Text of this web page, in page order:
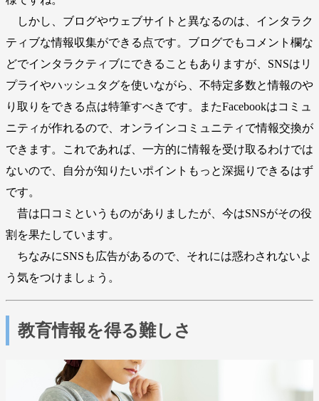
しかし、ブログやウェブサイトと異なるのは、インタラク
ティブな情報収集ができる点です。ブログでもコメント欄な
どでインタラクティブにできることもありますが、SNSはリ
プライやハッシュタグを使いながら、不特定多数と情報のや
り取りをできる点は特筆すべきです。またFacebookはコミュ
ニティが作れるので、オンラインコミュニティで情報交換が
できます。これであれば、一方的に情報を受け取るわけでは
ないので、自分が知りたいポイントもっと深掘りできるはず
です。
昔は口コミというものがありましたが、今はSNSがその役
割を果たしています。
ちなみにSNSも広告があるので、それには惑わされないよ
う気をつけましょう。
教育情報を得る難しさ